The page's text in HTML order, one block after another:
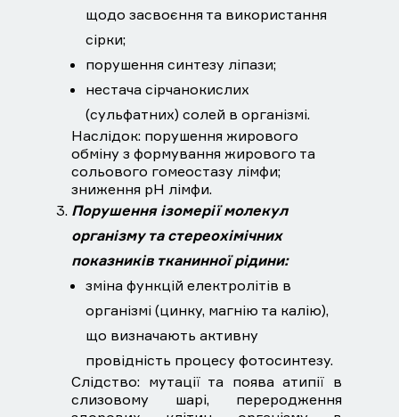
щодо засвоєння та використання
сірки;
порушення синтезу ліпази;
нестача сірчанокислих
(сульфатних) солей в організмі.
Наслідок: порушення жирового
обміну з формування жирового та
сольового гомеостазу лімфи;
зниження рН лімфи.
Порушення ізомерії молекул
організму та стереохімічних
показників тканинної рідини:
зміна функцій електролітів в
організмі (цинку, магнію та калію),
що визначають активну
провідність процесу фотосинтезу.
Слідство: мутації та поява атипії в
слизовому шарі, переродження